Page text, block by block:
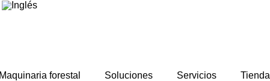
Maquinaria forestal Soluciones Servicios Tienda